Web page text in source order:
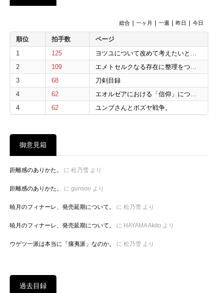
総合 一ヶ月 一週 昨日 今日
順位 拍手数
ページ
1
125
ヨツユについて改めて考えたいと思う。
2
109
エメトセルクなる存在に整理をつけたいと思う。
3
68
刀剣目録
4
62
エオルゼアにおける「信仰」について。
4
62 ユンブさんとボズヤ戦争。
御意見箱
距離感のありかた。 に 松乃雪 より
距離感のありかた。 に gunsoo より
暁月のフィナーレ、発売延期について。 に 松乃雪 より
暁月のフィナーレ、発売延期について。 に HAYAMA Akito より
ウゲツ一派は本当に「攘夷派」なのか。 に 松乃雪 より
過去目録